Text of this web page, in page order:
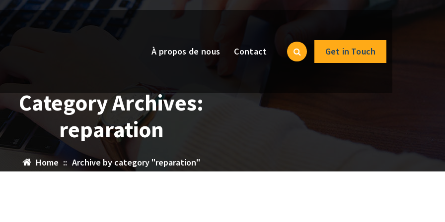
À propos de nous Contact Get in Touch
Category Archives:
reparation
Home :: Archive by category "reparation"